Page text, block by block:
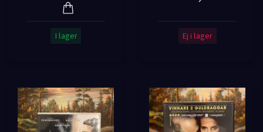
I lager Ej i lager